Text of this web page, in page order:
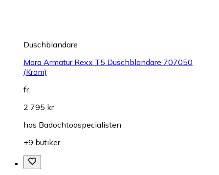
Duschblandare
Mora Armatur Rexx T5 Duschblandare 707050
(Krom)
fr.
2 795 kr
hos Badochtoaspecialisten
+9 butiker